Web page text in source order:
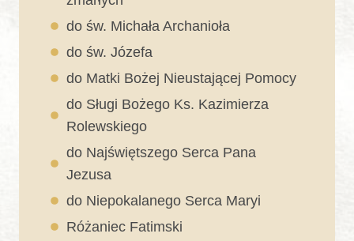
do św. Michała Archanioła
do św. Józefa
do Matki Bożej Nieustającej Pomocy
do Sługi Bożego Ks. Kazimierza
Rolewskiego
do Najświętszego Serca Pana
Jezusa
do Niepokalanego Serca Maryi
Różaniec Fatimski